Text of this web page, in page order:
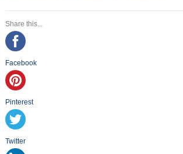
aantal
Share this...
Facebook
Pinterest
Twitter